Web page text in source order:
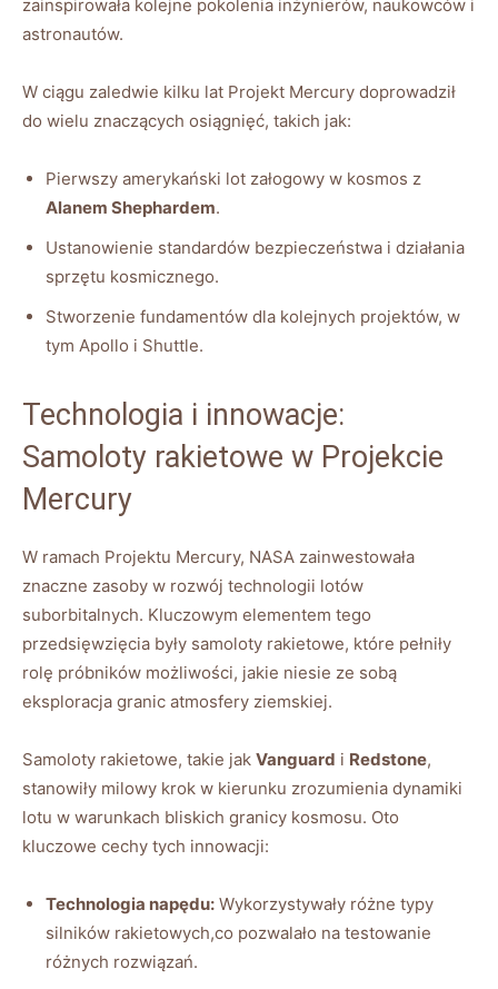
zainspirowała kolejne pokolenia inżynierów, naukowców i
astronautów.
W ciągu zaledwie kilku lat Projekt Mercury doprowadził
do wielu znaczących osiągnięć, takich jak:
Pierwszy amerykański lot załogowy w kosmos z
Alanem Shephardem.
Ustanowienie standardów bezpieczeństwa i działania
sprzętu kosmicznego.
Stworzenie fundamentów dla kolejnych projektów, w
tym Apollo i Shuttle.
Technologia i innowacje:
Samoloty rakietowe w Projekcie
Mercury
W ramach Projektu Mercury, NASA zainwestowała
znaczne zasoby w rozwój technologii lotów
suborbitalnych. Kluczowym elementem tego
przedsięwzięcia były samoloty rakietowe, które pełniły
rolę próbników możliwości, jakie niesie ze sobą
eksploracja granic atmosfery ziemskiej.
Samoloty rakietowe, takie jak Vanguard i Redstone,
stanowiły milowy krok w kierunku zrozumienia dynamiki
lotu w warunkach bliskich granicy kosmosu. Oto
kluczowe cechy tych innowacji:
Technologia napędu: Wykorzystywały różne typy
silników rakietowych,co pozwalało na testowanie
różnych rozwiązań.